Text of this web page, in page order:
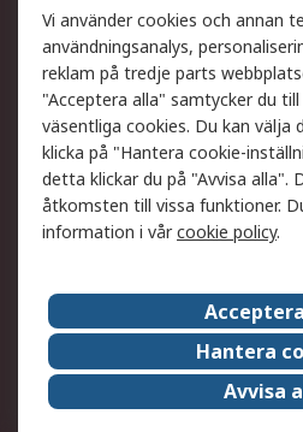
Ditt lokala säljteam
Support
Få hjälp
Leverans
Begär en fakturakopi
Betalningsalternativ
Om RS
Det juridiska
Jobba hos RS
Vi använder cookies och annan
användningsanalys,
reklam på tredje parts
"Acceptera alla" samtycker du till
väsentliga cookies. Du kan välja
klicka på "Hantera cookie-
detta klickar du på "Avvisa alla".
åtkomsten till vissa funktioner.
information i vårcookie policy.
Hantera
Avvisa